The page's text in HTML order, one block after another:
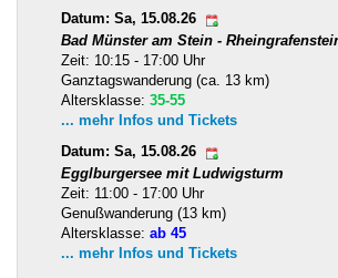
Datum: Sa, 15.08.26
Bad Münster am Stein -
Zeit: 10:15 - 17:00 Uhr
Ganztagswanderung (ca. 13 km)
Altersklasse: 35-55
... mehr Infos und Tickets
Datum: Sa, 15.08.26
Egglburgersee mit Ludwigsturm
Zeit: 11:00 - 17:00 Uhr
Genußwanderung (13 km)
Altersklasse: ab 45
... mehr Infos und Tickets